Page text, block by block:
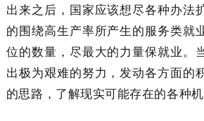
出来之后，国家应该想尽各种办法
的围绕高生产率所产生的服务类就
位的数量，尽最大的力量保就业。
出极为艰难的努力，发动各方面的
的思路，了解现实可能存在的各种机